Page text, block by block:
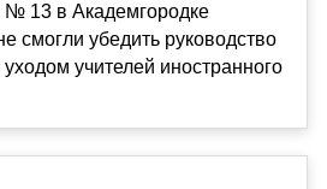
№ 13 в Академгородке
смогли убедить руководство
учителей иностранного